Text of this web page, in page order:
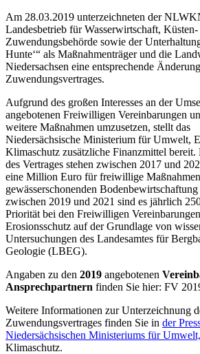
Am 28.03.2019 unterzeichneten der
Landesbetrieb für Wasserwirtschaft,
Zuwendungsbehörde sowie der
Hunte‘“ als Maßnahmenträger und die
Niedersachsen eine entsprechende
Zuwendungsvertrages.
Aufgrund des großen Interesses an der
angebotenen Freiwilligen Vereinbarungen
weitere Maßnahmen umzusetzen, stellt das
Niedersächsische Ministerium für Umwelt,
Klimaschutz zusätzliche Finanzmittel
des Vertrages stehen zwischen 2017 und
eine Million Euro für freiwillige
gewässerschonenden
zwischen 2019 und 2021 sind es jährlich
Priorität bei den Freiwilligen
Erosionsschutz auf der Grundlage von
Untersuchungen des Landesamtes für
Geologie (LBEG).
Angaben zu den 2019 angebotenen
Ansprechpartnern finden Sie hier: FV
Weitere Informationen zur Unterzeichnung
Zuwendungsvertrages finden Sie in der
Niedersächsischen Ministeriums für
Klimaschutz.